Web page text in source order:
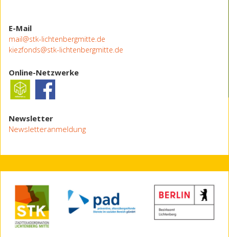
E-Mail
mail@stk-lichtenbergmitte.de
kiezfonds@stk-lichtenbergmitte.de
Online-Netzwerke
Newsletter
Newsletteranmeldung